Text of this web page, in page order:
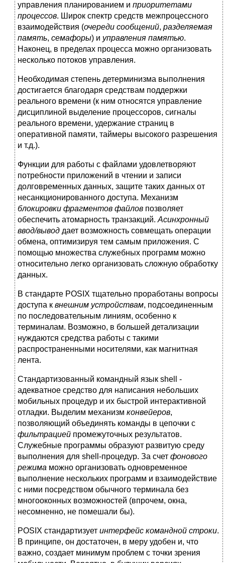
управления планированием и приоритетами
процессов. Широк спектр средств межпроцессного
взаимодействия (очереди сообщений, разделяемая
память, семафоры) и управления памятью.
Наконец, в пределах процесса можно организовать
несколько потоков управления.
Необходимая степень детерминизма выполнения
достигается благодаря средствам поддержки
реального времени (к ним относятся управление
дисциплиной выделение процессоров, сигналы
реального времени, удержание страниц в
оперативной памяти, таймеры высокого разрешения
и т.д.).
Функции для работы с файлами удовлетворяют
потребности приложений в чтении и записи
долговременных данных, защите таких данных от
несанкционированного доступа. Механизм
блокировки фрагментов файлов позволяет
обеспечить атомарность транзакций. Асинхронный
ввод/вывод дает возможность совмещать операции
обмена, оптимизируя тем самым приложения. С
помощью множества служебных программ можно
относительно легко организовать сложную обработку
данных.
В стандарте POSIX тщательно проработаны вопросы
доступа к внешним устройствам, подсоединенным
по последовательным линиям, особенно к
терминалам. Возможно, в большей детализации
нуждаются средства работы с такими
распространенными носителями, как магнитная
лента.
Стандартизованный командный язык shell -
адекватное средство для написания небольших
мобильных процедур и их быстрой интерактивной
отладки. Выделим механизм конвейеров,
позволяющий объединять команды в цепочки с
фильтрацией промежуточных результатов.
Служебные программы образуют развитую среду
выполнения для shell-процедур. За счет фонового
режима можно организовать одновременное
выполнение нескольких программ и взаимодействие
с ними посредством обычного терминала без
многооконных возможностей (впрочем, окна,
несомненно, не помешали бы).
POSIX стандартизует интерфейс командной строки.
В принципе, он достаточен, в меру удобен и, что
важно, создает минимум проблем с точки зрения